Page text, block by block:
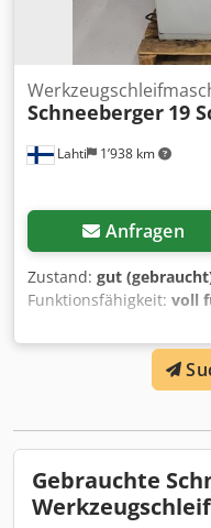
Lahti 1’938 km
Schneeberger 19
Anfragen
Zustand: gut
Funktionsfähigkeit: voll
Maschinen-/
des
Die Schneeberger
Hochpräzisions-
Schneidwerkzeugen
Lieferumfang gehören
Ersatzteile. Codpoyk S
Gebrauchte